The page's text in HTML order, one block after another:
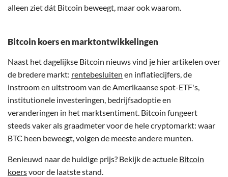
alleen ziet dát Bitcoin beweegt, maar ook waarom.
Bitcoin koers en marktontwikkelingen
Naast het dagelijkse Bitcoin nieuws vind je hier artikelen over
de bredere markt: rentebesluiten en inflatiecijfers, de
instroom en uitstroom van de Amerikaanse spot-ETF's,
institutionele investeringen, bedrijfsadoptie en
veranderingen in het marktsentiment. Bitcoin fungeert
steeds vaker als graadmeter voor de hele cryptomarkt: waar
BTC heen beweegt, volgen de meeste andere munten.
Benieuwd naar de huidige prijs? Bekijk de actuele Bitcoin
koersvoor de laatste stand.